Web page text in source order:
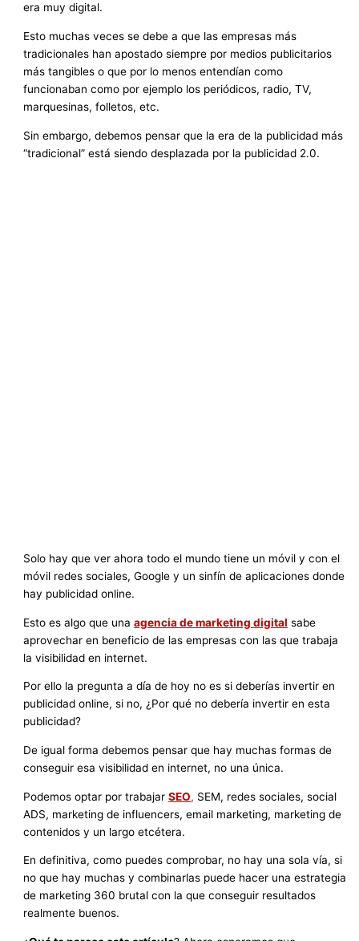
era muy digital.
Esto muchas veces se debe a que las empresas más
tradicionales han apostado siempre por medios publicitarios
más tangibles o que por lo menos entendían como
funcionaban como por ejemplo los periódicos, radio, TV,
marquesinas, folletos, etc.
Sin embargo, debemos pensar que la era de la publicidad más
“tradicional” está siendo desplazada por la publicidad 2.0.
Solo hay que ver ahora todo el mundo tiene un móvil y con el
móvil redes sociales, Google y un sinfín de aplicaciones donde
hay publicidad online.
Esto es algo que unaagencia de marketing digital sabe
aprovechar en beneficio de las empresas con las que trabaja
la visibilidad en internet.
Por ello la pregunta a día de hoy no es si deberías invertir en
publicidad online, si no, ¿Por qué no debería invertir en esta
publicidad?
De igual forma debemos pensar que hay muchas formas de
conseguir esa visibilidad en internet, no una única.
Podemos optar por trabajarSEO, SEM, redes sociales, social
ADS, marketing de influencers, email marketing, marketing de
contenidos y un largo etcétera.
En definitiva, como puedes comprobar, no hay una sola vía, si
no que hay muchas y combinarlas puede hacer una estrategia
de marketing 360 brutal con la que conseguir resultados
realmente buenos.